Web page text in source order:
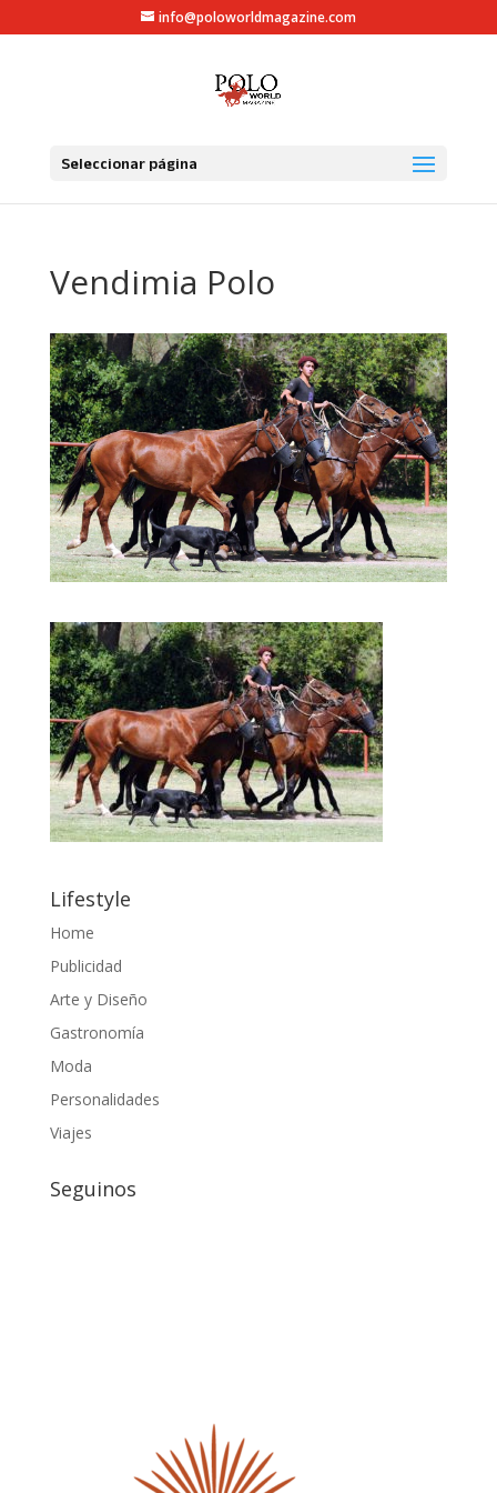
info@poloworldmagazine.com
Seleccionar página
Vendimia Polo
Lifestyle
Home
Publicidad
Arte y Diseño
Gastronomía
Moda
Personalidades
Viajes
Seguinos